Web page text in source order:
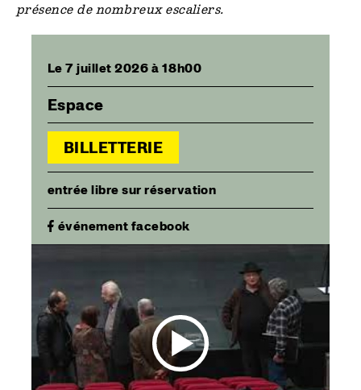
présence de nombreux escaliers.
Le 7 juillet 2026 à 18h00
Espace
BILLETTERIE
entrée libre sur réservation
événement facebook